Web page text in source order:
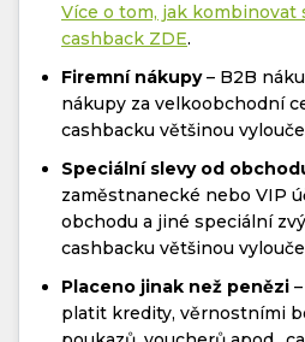
Více o tom, jak kombinovat
cashback ZDE.
Firemní nákupy– B2B
nákupy za velkoobchodní
cashbacku většinou
Speciální slevy od
zaměstnanecké nebo VIP
obchodu a jiné speciální
cashbacku většinou
Placeno jinak než penězi
platit kredity, věrnostními